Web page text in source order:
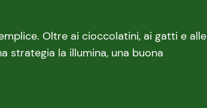
Oltre ai cioccolatini, ai gatti e alle
strategia la illumina, una buona